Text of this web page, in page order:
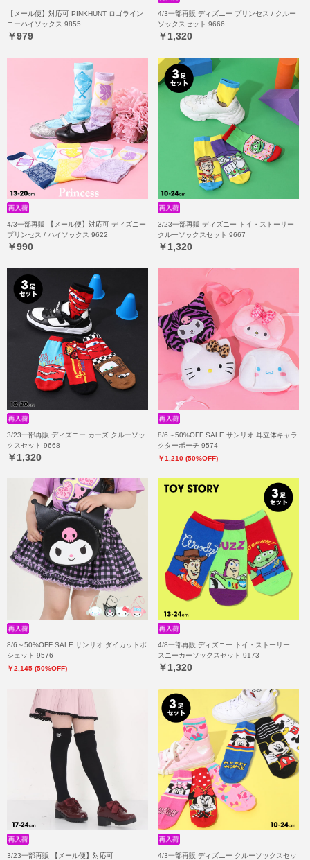
【メール便】対応可 PINKHUNT ロゴライン
ニーハイソックス 9855
￥979
4/3一部再販 ディズニー プリンセス / クルー
ソックスセット 9666
￥1,320
4/3一部再販 【メール便】対応可 ディズニー
プリンセス / ハイソックス 9622
￥990
3/23一部再販 ディズニー トイ・ストーリー
クルーソックスセット 9667
￥1,320
3/23一部再販 ディズニー カーズ クルーソッ
クスセット 9668
￥1,320
8/6～50%OFF SALE サンリオ 耳立体キャラ
クターポーチ 9574
￥1,210 (50%OFF)
8/6～50%OFF SALE サンリオ ダイカットポ
シェット 9576
￥2,145 (50%OFF)
4/8一部再販 ディズニー トイ・ストーリー
スニーカーソックスセット 9173
￥1,320
3/23一部再販 【メール便】対応可
4/3一部再販 ディズニー クルーソックスセッ